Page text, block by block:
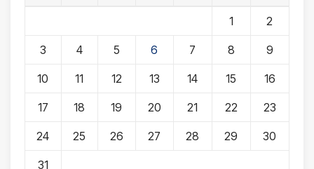
1 2
3 4 5 6 7 8 9
10 11 12 13 14 15 16
17 18 19 20 21 22 23
24 25 26 27 28 29 30
31